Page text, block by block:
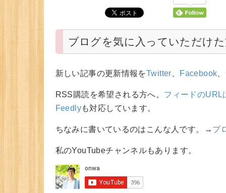
ブログを気に入っていただけ
新しい記事の更新情報をTwitter Facebook
RSS購読を希望される方へ。 フィードのURL
Feedlyも対応しています。
ちなみに書いているのはこんな人です。→ プ
私のYouTubeチャンネルもあります。